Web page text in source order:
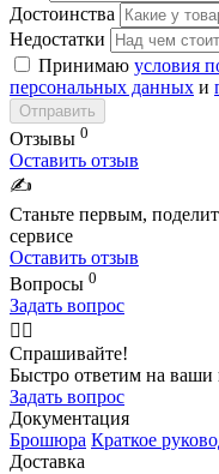
Достоинства
Недостатки
Принимаю условия
персональных данных и
Отправить
Отзывы 0
Оставить отзыв
✍️
Станьте первым,
сервисе
Оставить отзыв
Вопросы 0
Задать вопрос
🙋‍♂️
Спрашивайте!
Быстро ответим на ваши
Задать вопрос
Документация
Брошюра Краткое
Доставка